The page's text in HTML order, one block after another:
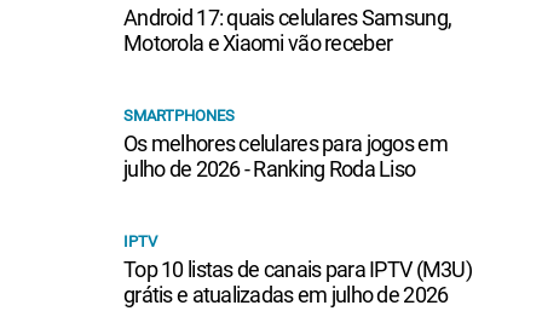
Android 17: quais celulares Samsung,
Motorola e Xiaomi vão receber
SMARTPHONES
Os melhores celulares para jogos em
julho de 2026 - Ranking Roda Liso
IPTV
Top 10 listas de canais para IPTV (M3U)
grátis e atualizadas em julho de 2026